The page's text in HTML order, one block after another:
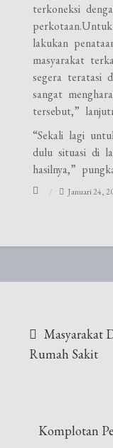
terkoneksi
lakukan
masyarakat
segera teratasi
sangat
tersebut,”
“Sekali lagi
dulu situasi di
hasilnya,”
Januari 24,
pos
Masyarakat
Rumah Sakit
Komplotan